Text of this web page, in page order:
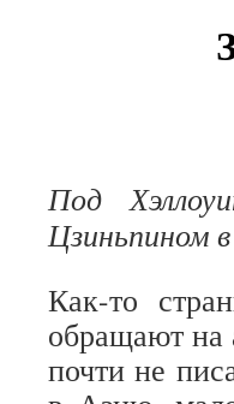
Под
Цзиньпином
Как-то
обращают на
почти не